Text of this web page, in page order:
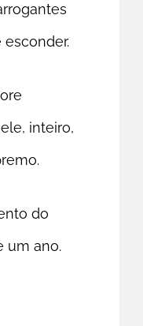
inteiro,
do
um ano.